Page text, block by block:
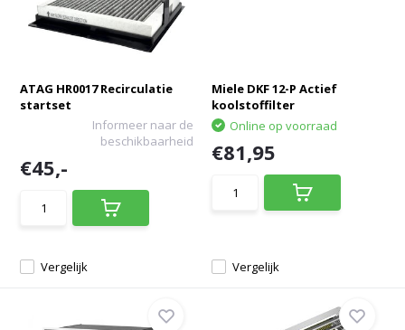
ATAG HR0017 Recirculatie
startset
Vergelijk
Informeer naar de
beschikbaarheid
€45,-
Miele DKF 12-P Actief
koolstoffilter
Vergelijk
Online op voorraad
€81,95